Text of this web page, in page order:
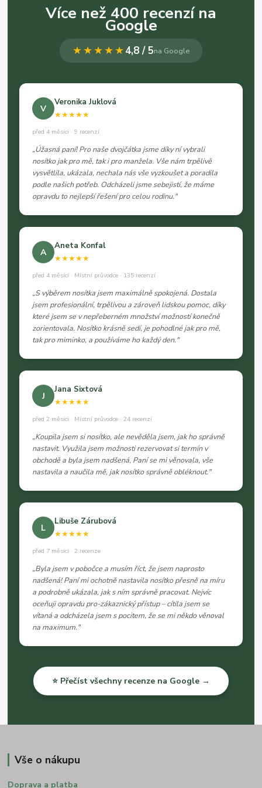
Více než 400 recenzí na
Google
★★★★★4,8 / 5na Google
V
Veronika Juklová
★★★★★
před 4 měsíci · 9 recenzí
„Úžasná paní! Pro naše dvojčátka jsme díky ní vybrali
nosítko jak pro mě, tak i pro manžela. Vše nám trpělivě
vysvětlila, ukázala, nechala nás vše vyzkoušet a poradila
podle našich potřeb. Odcházeli jsme sebejistí, že máme
opravdu to nejlepší řešení pro celou rodinu."
A
Aneta Konfal
★★★★★
před 4 měsíci · Místní průvodce · 135 recenzí
„S výběrem nosítka jsem maximálně spokojená. Dostala
jsem profesionální, trpělivou a zároveň lidskou pomoc, díky
které jsem se v nepřeberném množství možností konečně
zorientovala. Nosítko krásně sedí, je pohodlné jak pro mě,
tak pro miminko, a používáme ho každý den."
J
Jana Sixtová
★★★★★
před 2 měsíci · Místní průvodce · 24 recenzí
„Koupila jsem si nosítko, ale nevěděla jsem, jak ho správně
nastavit. Využila jsem možnosti rezervovat si termín v
obchodě a byla jsem nadšená. Paní se mi věnovala, vše
nastavila a naučila mě, jak nosítko správně obléknout."
L
Libuše Zárubová
★★★★★
před 7 měsíci · 2 recenze
„Byla jsem v pobočce a musím říct, že jsem naprosto
nadšená! Paní mi ochotně nastavila nosítko přesně na míru
a podrobně ukázala, jak s ním správně pracovat. Nejvíc
oceňuji opravdu pro-zákaznický přístup – cítila jsem se
vítaná a odcházela jsem s pocitem, že se mi někdo věnoval
na maximum."
⭐ Přečíst všechny recenze na Google →
Vše o nákupu
Doprava a platba